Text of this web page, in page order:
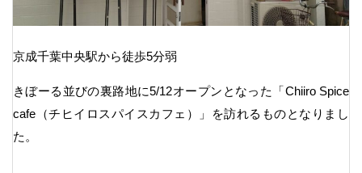
京成千葉中央駅から徒歩5分弱
きぼーる並びの裏路地に5/12オープンとなった「Chiiro Spice
cafe（チヒイロスパイスカフェ）」を訪れるものとなりまし
た。